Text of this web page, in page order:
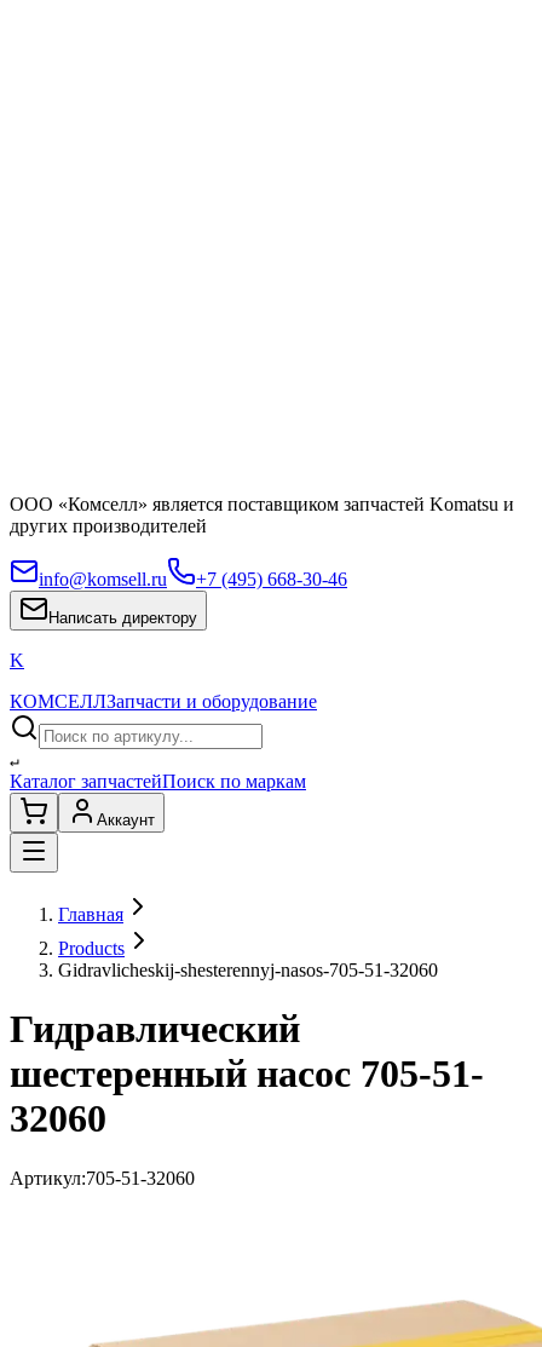
ООО «Комселл» является поставщиком запчастей Komatsu и
других производителей
info@komsell.ru +7 (495) 668-30-46
Написать директору
K
КОМСЕЛЛЗапчасти и оборудование
↵
Каталог запчастейПоиск по маркам
Аккаунт
Главная
Products
Gidravlicheskij-shesterennyj-nasos-705-51-32060
Гидравлический
шестеренный насос 705-51-
32060
Артикул:705-51-32060